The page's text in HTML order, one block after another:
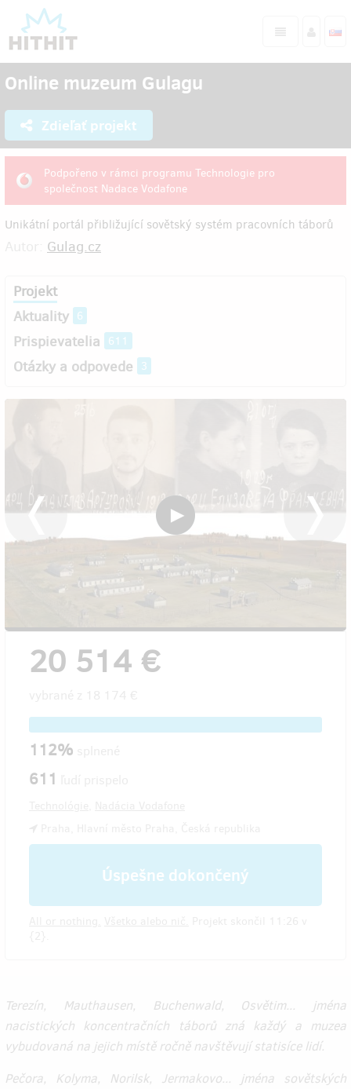
Online muzeum Gulagu
Zdieľať projekt
Podpořeno v rámci programu Technologie pro
společnost Nadace Vodafone
Unikátní portál přibližující sovětský systém pracovních táborů
Gulag.cz
Projekt
Aktuality 6
Prispievatelia 611
Otázky a odpovede 3
20 514 €
112%
611
Úspešne dokončený
Terezín, Mauthausen, Buchenwald, Osvětim... jména
nacistických koncentračních táborů zná každý a muzea
vybudovaná na jejich místě ročně navštěvují statisíce lidí.
Pečora, Kolyma, Norilsk, Jermakovo... jména sovětských